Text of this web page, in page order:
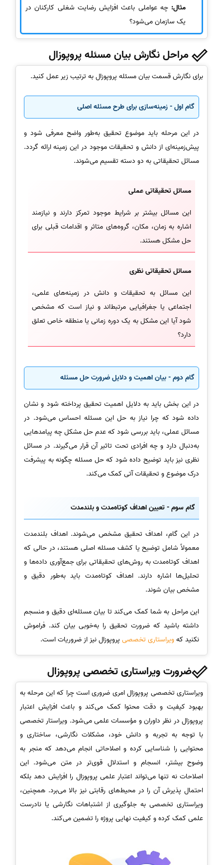
مثال: چه عواملی باعث افزایش رضایت شغلی کارکنان در
یک سازمان می‌شود؟
مراحل نگارش بیان مسئله پروپوزال
برای نگارش قسمت بیان مسئله پروپوزال به ترتیب زیر عمل کنید.
گام اول - زمینه‌سازی برای طرح مسئله اصلی
در این مرحله باید موضوع تحقیق به‌طور واضح معرفی شود و
پیش‌زمینه‌ای از دانش و تحقیقات موجود در این زمینه ارائه گردد.
مسائل تحقیقاتی به دو دسته تقسیم می‌شوند.
مسائل تحقیقاتی عملی
این مسائل بیشتر بر شرایط موجود تمرکز دارند و نیازمند
اشاره به زمان، مکان، گروه‌های متاثر و اقدامات قبلی برای
حل مشکل هستند.
مسائل تحقیقاتی نظری
این مسائل به تحقیقات و دانش در زمینه‌های علمی،
اجتماعی یا جغرافیایی مرتبط‌اند و نیاز است که مشخص
شود آیا این مشکل به یک دوره زمانی یا منطقه خاص تعلق
دارد؟
گام دوم - بیان اهمیت و دلایل ضرورت حل مسئله
در این بخش باید به دلایل اهمیت تحقیق پرداخته شود و نشان
داده شود که چرا نیاز به حل این مسئله احساس می‌شود. در
مسائل عملی، باید بررسی شود که عدم حل مشکل چه پیامدهایی
به‌دنبال دارد و چه افرادی تحت تاثیر آن قرار می‌گیرند. در مسائل
نظری نیز باید توضیح داده شود که حل مسئله چگونه به پیشرفت
درک موضوع و تحقیقات آتی کمک می‌کند.
گام سوم - تعیین اهداف کوتاه‌مدت و بلندمدت
در این گام، اهداف تحقیق مشخص می‌شوند. اهداف بلندمدت
معمولاً شامل توضیح یا کشف مسئله اصلی هستند، در حالی که
اهداف کوتاه‌مدت به روش‌های تحقیقاتی برای جمع‌آوری داده‌ها و
تحلیل‌ها اشاره دارند. اهداف کوتاه‌مدت باید به‌طور دقیق و
مشخص بیان شوند.
این مراحل به شما کمک می‌کند تا بیان مسئله‌ای دقیق و منسجم
داشته باشید که ضرورت تحقیق را به‌خوبی بیان کند. فراموش
نکنید کهویراستاری تخصصی پروپوزال نیز از ضروریات است.
ضرورت ویراستاری تخصصی پروپوزال
ویراستاری تخصصی پروپوزال امری ضروری است چرا که این مرحله به
بهبود کیفیت و دقت محتوا کمک می‌کند و باعث افزایش اعتبار
پروپوزال در نظر داوران و مؤسسات علمی می‌شود. ویراستار تخصصی
با توجه به تجربه و دانش خود، مشکلات نگارشی، ساختاری و
محتوایی را شناسایی کرده و اصلاحاتی انجام می‌دهد که منجر به
وضوح بیشتر، انسجام و استدلال قوی‌تر در متن می‌شود. این
اصلاحات نه تنها می‌تواند اعتبار علمی پروپوزال را افزایش دهد بلکه
احتمال پذیرش آن را در محیط‌های رقابتی نیز بالا می‌برد. همچنین،
ویراستاری تخصصی به جلوگیری از اشتباهات نگارشی یا نادرست
علمی کمک کرده و کیفیت نهایی پروژه را تضمین می‌کند.